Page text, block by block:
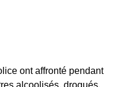
ont affronté pendant